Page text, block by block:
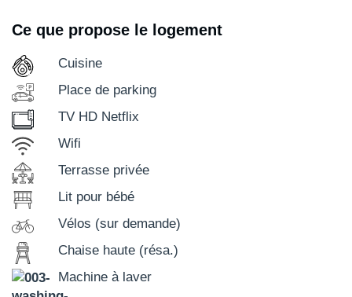
Ce que propose le logement
Cuisine
Place de parking
TV HD Netflix
Wifi
Terrasse privée
Lit pour bébé
Vélos (sur demande)
Chaise haute (résa.)
Machine à laver